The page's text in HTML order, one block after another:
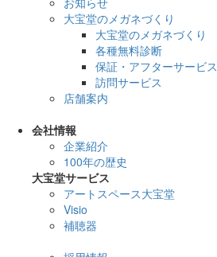
大宝堂のメガネづくり
大宝堂のメガネづくり
各種無料診断
保証・アフターサービス
訪問サービス
店舗案内
会社情報
企業紹介
100年の歴史
大宝堂サービス
アートスペース大宝堂
Visio
補聴器